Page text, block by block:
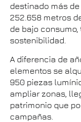
destinado más
252.658 metros
de bajo
sostenibilidad.
A diferencia de
elementos se
950 piezas
ampliar zonas,
patrimonio que
campañas.